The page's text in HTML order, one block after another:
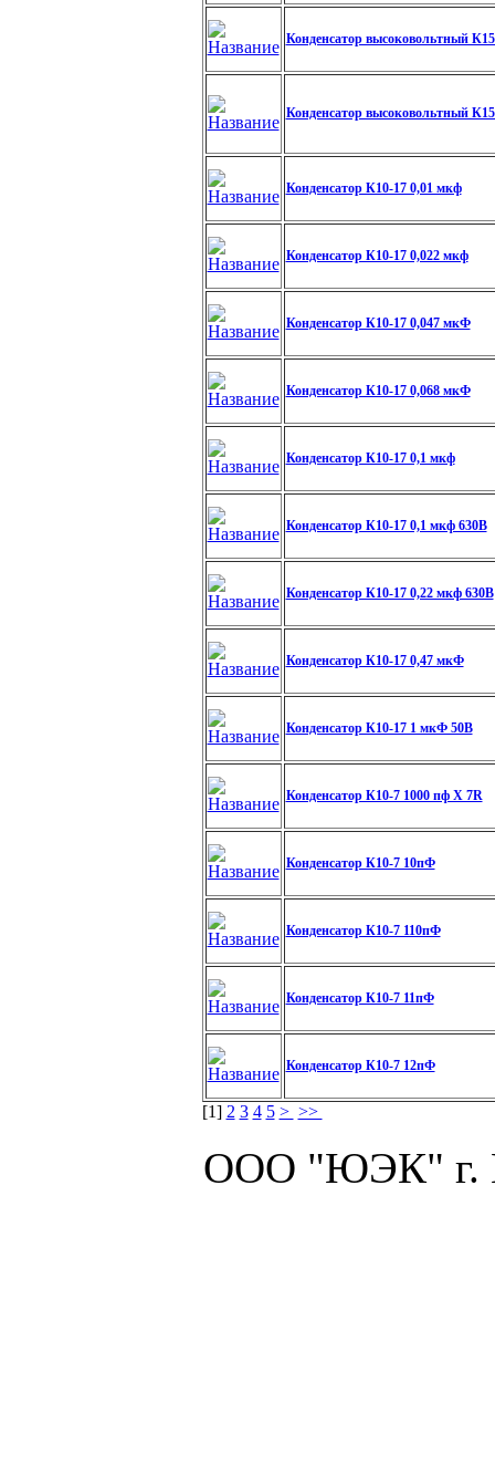
Конденсатор высоковольтный
Конденсатор высоковольтный
Конденсатор К10-17 0,01 мкф
Конденсатор К10-17 0,022 мкф
Конденсатор К10-17 0,047 мкФ
Конденсатор К10-17 0,068 мкФ
Конденсатор К10-17 0,1 мкф
Конденсатор К10-17 0,1 мкф 630В
Конденсатор К10-17 0,22 мкф 630В
Конденсатор К10-17 0,47 мкФ
Конденсатор К10-17 1 мкФ 50В
Конденсатор К10-7 1000 пф X 7R
Конденсатор К10-7 10пФ
Конденсатор К10-7 110пФ
Конденсатор К10-7 11пФ
Конденсатор К10-7 12пФ
[1] 2 3 4 5 > >>
ООО "ЮЭК" г.